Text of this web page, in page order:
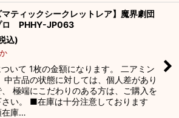
マティックシークレットレア】魔界劇団
ロ PHHY-JP063
込)
いて 1枚の金額になります。 二アミン
中古品の状態に対しては、個人差があり
、 極端にこだわりのある方は、ご購入を
さい。 ■在庫は十分注意しております
在庫…